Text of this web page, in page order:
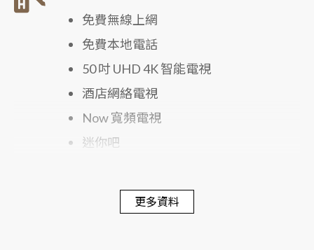
免費無線上網
免費本地電話
50 吋 UHD 4K 智能電視
酒店網絡電視
Now 寬頻電視
迷你吧
蓆夢思床褥
300 針舒適寢具
更多資料